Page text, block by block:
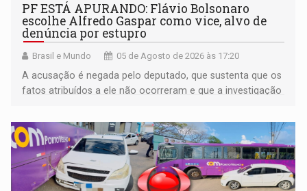
PF ESTÁ APURANDO: Flávio Bolsonaro
escolhe Alfredo Gaspar como vice, alvo de
denúncia por estupro
Brasil e Mundo 05 de Agosto de 2026 às 17:20
A acusação é negada pelo deputado, que sustenta que os
fatos atribuídos a ele não ocorreram e que a investigação